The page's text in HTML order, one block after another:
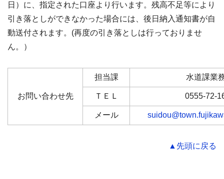
日）に、指定された口座より行います。残高不足等により
引き落としができなかった場合には、後日納入通知書が自
動送付されます。(再度の引き落としは行っておりませ
ん。）
お問い合わせ先
担当課 水道課業
ＴＥＬ 0555-72-
メール
▲先頭に戻る